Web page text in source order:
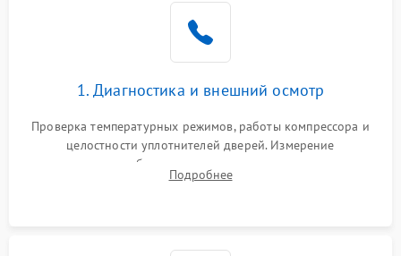
работе
2000 ₽ Подробнее →
1000 ₽
1800 ₽
1. Диагностика и внешний осмотр
Проверка температурных режимов, работы компрессора и
целостности уплотнителей дверей. Измерение
сопротивления обмоток мотора, проверка термостата и
считывание кодов ошибок с электронного дисплея.
Подробнее